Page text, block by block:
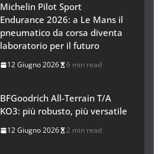
Michelin Pilot Sport
Endurance 2026: a Le Mans il
pneumatico da corsa diventa
laboratorio per il futuro
12 Giugno 2026 6 min read
BFGoodrich All-Terrain T/A
KO3: più robusto, più versatile
12 Giugno 2026 2 min read